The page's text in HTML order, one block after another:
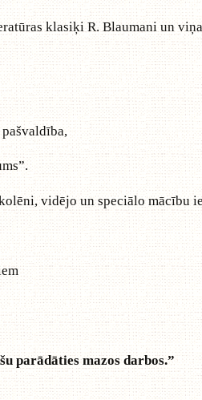
klasiķi R. Blaumani un
vidējo un speciālo mācību
mazos darbos.”